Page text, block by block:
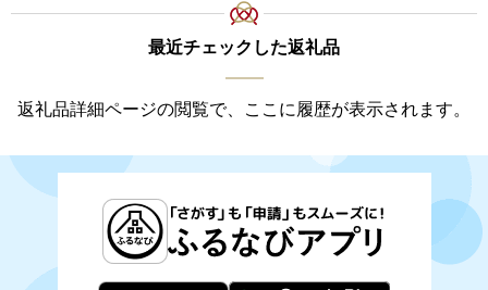
最近チェックした返礼品
返礼品詳細ページの閲覧で、ここに履歴が表示されます。